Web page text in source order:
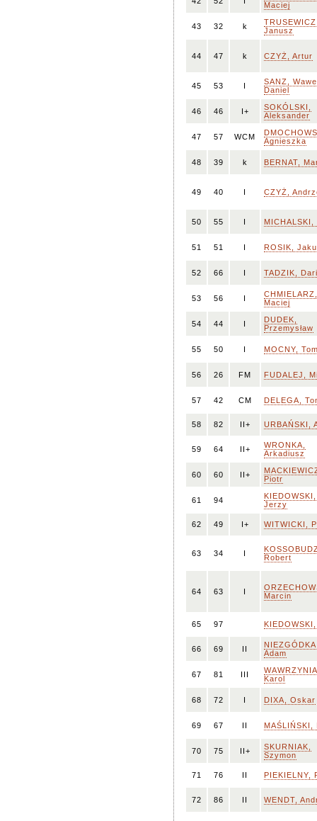
Maciej
43 32 k
Janusz
44 47 k CZYŻ, Artur
45 53 I
SANZ,
Daniel
46 46 I+
SOKÓLSKI,
Aleksander
47 57 WCM
Agnieszka
48 39 k BERNAT,
49 40 I CZYŻ,
50 55 I MICHALSKI,
51 51 I ROSIK,
52 66 I TADZIK,
53 56 I
CHMIELARZ,
Maciej
54 44 I
DUDEK,
Przemysław
55 50 I MOCNY,
56 26 FM FUDALEJ,
57 42 CM DELEGA,
58 82 II+ URBAŃSKI,
59 64 II+
WRONKA,
Arkadiusz
60 60 II+
Piotr
61 94
KIEDOWSKI,
Jerzy
62 49 I+ WITWICKI,
63 34 I
Robert
64 63 I
Marcin
65 97
66 69 II
Adam
67 81 III
Karol
68 72 I DIXA, Oskar
69 67 II MAŚLIŃSKI,
70 75 II+
SKURNIAK,
Szymon
71 76 II PIEKIELNY,
72 86 II WENDT,